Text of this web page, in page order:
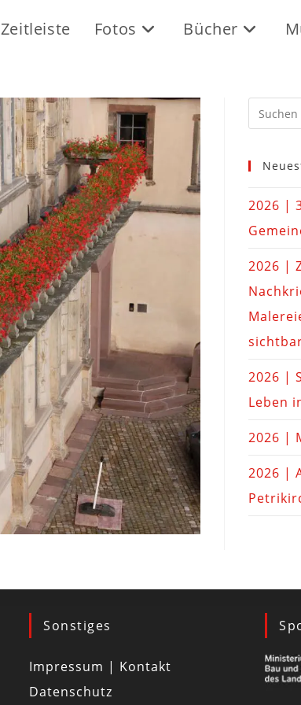
Zeitleiste Fotos Bücher
2026 |
2026 |
2026 |
Leben
2026 |
2026 |
Sonstiges
Impressum | Kontakt
Datenschutz